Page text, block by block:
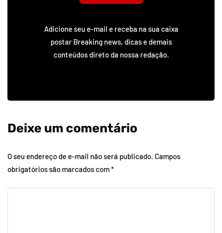
Adicione seu e-mail e receba na sua caixa
postar Breaking news, dicas e demais
conteúdos direto da nossa redação.
Deixe um comentário
O seu endereço de e-mail não será publicado. Campos
obrigatórios são marcados com*